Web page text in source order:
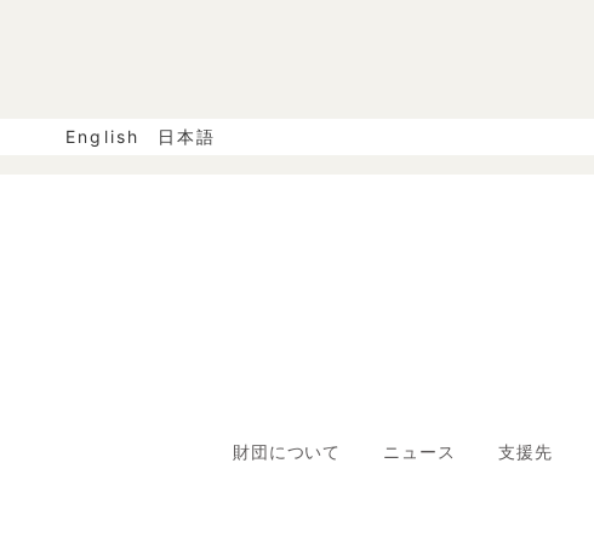
English 日本語
財団について ニュース 支援先